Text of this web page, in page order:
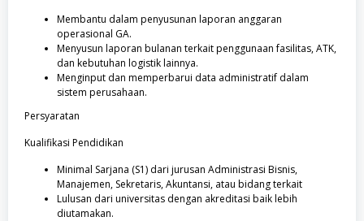
Membantu dalam penyusunan laporan anggaran
operasional GA.
Menyusun laporan bulanan terkait penggunaan fasilitas, ATK,
dan kebutuhan logistik lainnya.
Menginput dan memperbarui data administratif dalam
sistem perusahaan.
Persyaratan
Kualifikasi Pendidikan
Minimal Sarjana (S1) dari jurusan Administrasi Bisnis,
Manajemen, Sekretaris, Akuntansi, atau bidang terkait
Lulusan dari universitas dengan akreditasi baik lebih
diutamakan.